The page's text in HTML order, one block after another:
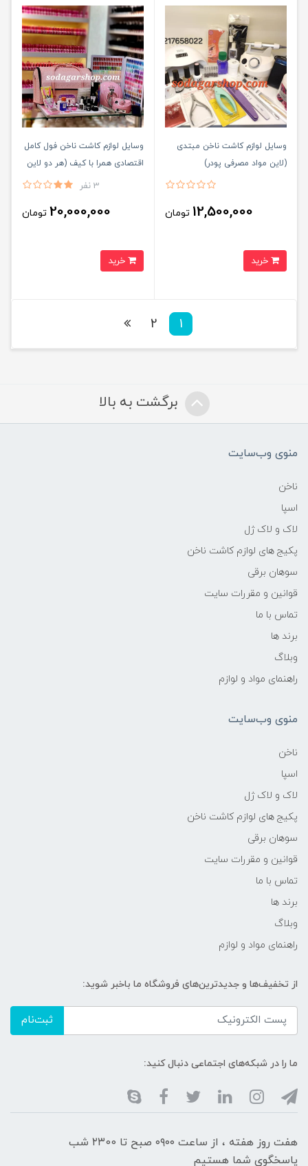
وسایل لوازم کاشت ناخن مبتدی
(لاین مواد مصرفی پودر)
12,500,000 تومان
وسایل لوازم کاشت ناخن فول کامل
اقتصادی همرا با کیف (هر دو لاین
مواد مصرفی پودر و ژل دارد)رنگ
3 نفر
20,000,000 تومان
1
2
برگشت به بالا
منوی وب‌سایت
ناخن
اسپا
لاک و لاک ژل
پکیج های لوازم کاشت ناخن
سوهان برقی
قوانین و مقررات سایت
تماس با ما
برند ها
وبلاگ
راهنمای مواد و لوازم
منوی وب‌سایت
ناخن
اسپا
لاک و لاک ژل
پکیج های لوازم کاشت ناخن
سوهان برقی
قوانین و مقررات سایت
تماس با ما
برند ها
وبلاگ
راهنمای مواد و لوازم
از تخفیف‌ها و جدیدترین‌های فروشگاه ما باخبر شوید:
ثبت‌نام
ما را در شبکه‌های اجتماعی دنبال کنید:
هفت روز هفته ، از ساعت ۰۹۰۰ صبح تا ۲۳00 شب
پاسخگوی شما هستیم